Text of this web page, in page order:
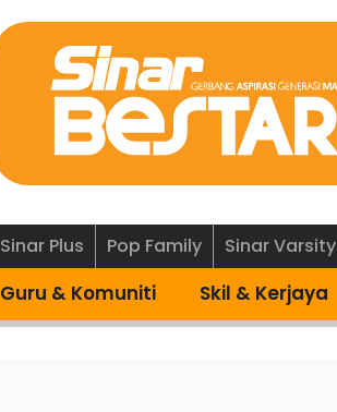
Sinar Plus Pop Family Sinar Varsity
Guru & Komuniti Skil & Kerjaya